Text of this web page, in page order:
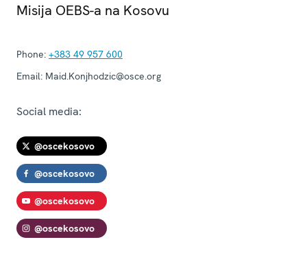
Misija OEBS-a na Kosovu
Phone: +383 49 957 600
Email: Maid.Konjhodzic@osce.org
Social media:
@oscekosovo
@oscekosovo
@oscekosovo
@oscekosovo